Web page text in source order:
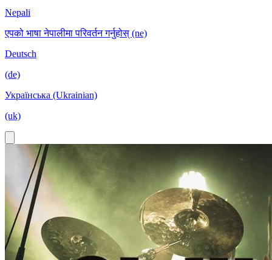
Nepali
एपको भाषा नेपालीमा परिवर्तन गर्नुहोस् (ne)
Deutsch
(de)
Українська (Ukrainian)
(uk)